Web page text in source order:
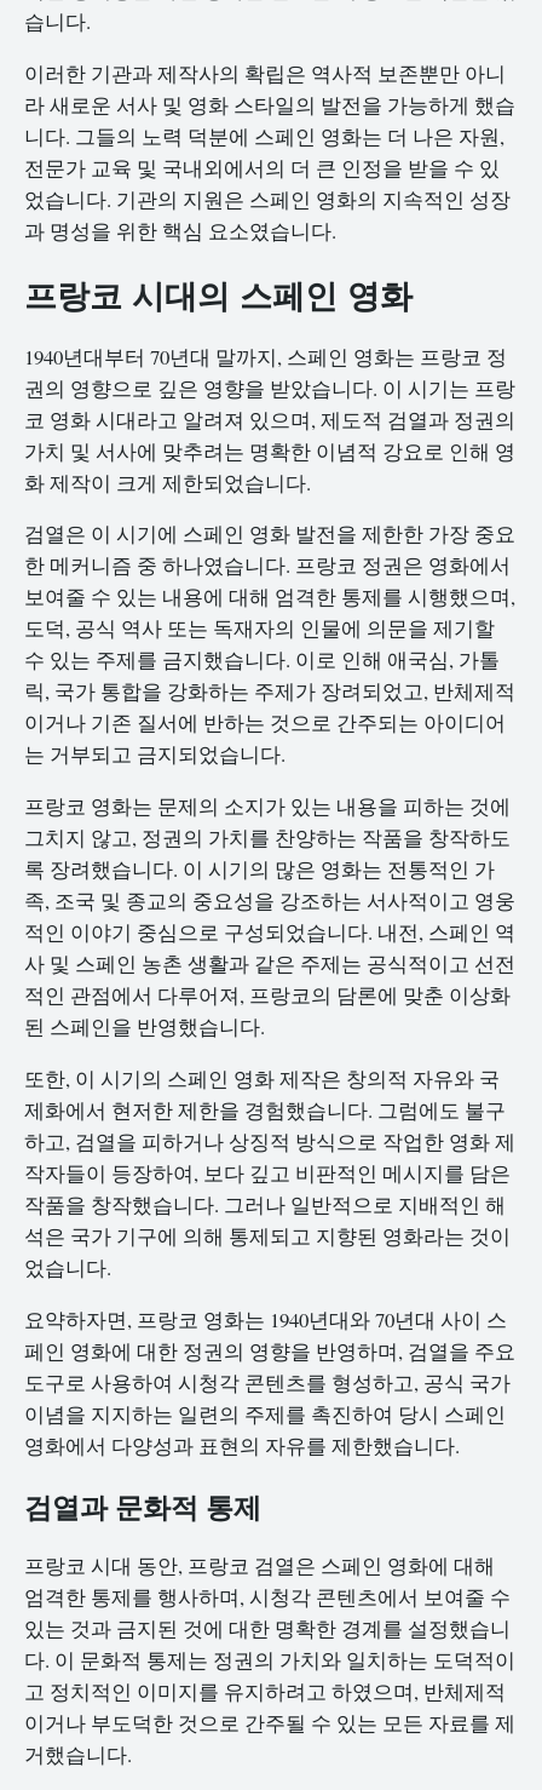
습니다.
이러한 기관과 제작사의 확립은 역사적 보존뿐만 아니
라 새로운 서사 및 영화 스타일의 발전을 가능하게 했습
니다. 그들의 노력 덕분에 스페인 영화는 더 나은 자원,
전문가 교육 및 국내외에서의 더 큰 인정을 받을 수 있
었습니다. 기관의 지원은 스페인 영화의 지속적인 성장
과 명성을 위한 핵심 요소였습니다.
프랑코 시대의 스페인 영화
1940년대부터 70년대 말까지, 스페인 영화는 프랑코 정
권의 영향으로 깊은 영향을 받았습니다. 이 시기는 프랑
코 영화 시대라고 알려져 있으며, 제도적 검열과 정권의
가치 및 서사에 맞추려는 명확한 이념적 강요로 인해 영
화 제작이 크게 제한되었습니다.
검열은 이 시기에 스페인 영화 발전을 제한한 가장 중요
한 메커니즘 중 하나였습니다. 프랑코 정권은 영화에서
보여줄 수 있는 내용에 대해 엄격한 통제를 시행했으며,
도덕, 공식 역사 또는 독재자의 인물에 의문을 제기할
수 있는 주제를 금지했습니다. 이로 인해 애국심, 가톨
릭, 국가 통합을 강화하는 주제가 장려되었고, 반체제적
이거나 기존 질서에 반하는 것으로 간주되는 아이디어
는 거부되고 금지되었습니다.
프랑코 영화는 문제의 소지가 있는 내용을 피하는 것에
그치지 않고, 정권의 가치를 찬양하는 작품을 창작하도
록 장려했습니다. 이 시기의 많은 영화는 전통적인 가
족, 조국 및 종교의 중요성을 강조하는 서사적이고 영웅
적인 이야기 중심으로 구성되었습니다. 내전, 스페인 역
사 및 스페인 농촌 생활과 같은 주제는 공식적이고 선전
적인 관점에서 다루어져, 프랑코의 담론에 맞춘 이상화
된 스페인을 반영했습니다.
또한, 이 시기의 스페인 영화 제작은 창의적 자유와 국
제화에서 현저한 제한을 경험했습니다. 그럼에도 불구
하고, 검열을 피하거나 상징적 방식으로 작업한 영화 제
작자들이 등장하여, 보다 깊고 비판적인 메시지를 담은
작품을 창작했습니다. 그러나 일반적으로 지배적인 해
석은 국가 기구에 의해 통제되고 지향된 영화라는 것이
었습니다.
요약하자면, 프랑코 영화는 1940년대와 70년대 사이 스
페인 영화에 대한 정권의 영향을 반영하며, 검열을 주요
도구로 사용하여 시청각 콘텐츠를 형성하고, 공식 국가
이념을 지지하는 일련의 주제를 촉진하여 당시 스페인
영화에서 다양성과 표현의 자유를 제한했습니다.
검열과 문화적 통제
프랑코 시대 동안, 프랑코 검열은 스페인 영화에 대해
엄격한 통제를 행사하며, 시청각 콘텐츠에서 보여줄 수
있는 것과 금지된 것에 대한 명확한 경계를 설정했습니
다. 이 문화적 통제는 정권의 가치와 일치하는 도덕적이
고 정치적인 이미지를 유지하려고 하였으며, 반체제적
이거나 부도덕한 것으로 간주될 수 있는 모든 자료를 제
거했습니다.